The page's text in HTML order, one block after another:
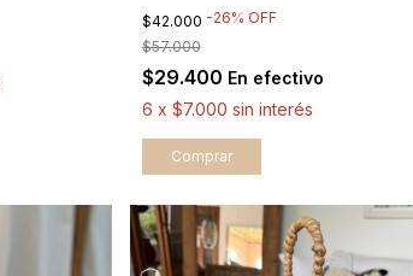
$42.000 -26% OFF
$57.000
$29.400 En efectivo
6 x $7.000 sin interés
Comprar